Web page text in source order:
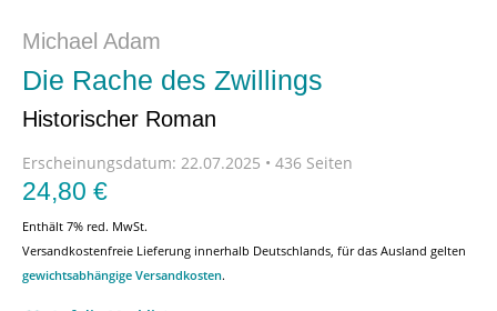
Michael Adam
Die Rache des Zwillings
Historischer Roman
Erscheinungsdatum: 22.07.2025 • 436 Seiten
24,80 €
Enthält 7% red. MwSt.
Versandkostenfreie Lieferung innerhalb Deutschlands, für das Ausland gelten
gewichtsabhängige Versandkosten.